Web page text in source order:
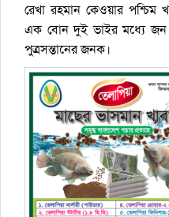
রেখা রহমান কেওয়ার পশ্চিম
এক বোন দুই ভাইর মধ্যে জন
পুত্রসন্তানের জনক।